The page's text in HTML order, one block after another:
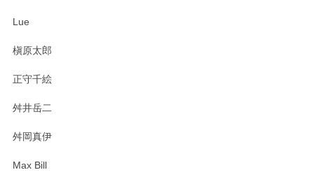
Lue
槇原太郎
正守千絵
舛井岳二
舛岡真伊
Max Bill